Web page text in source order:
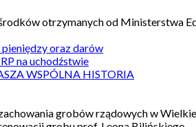
otrzymanych od Ministerstwa
oraz darów
na uchodźstwie
WSPÓLNA HISTORIA
grobów rządowych w